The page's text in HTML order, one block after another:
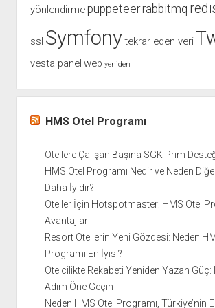
yönlendirmepuppeteer rabbitmq
ssl Symfonytekrar eden veri
vesta panel web yeniden
HMS Otel Programı
Otellere Çalışan Başına SGK Prim
HMS Otel Programı Nedir ve Neden
Daha İyidir?
Oteller İçin Hotspotmaster: HMS Otel
Avantajları
Resort Otellerin Yeni Gözdesi: Neden
Programı En İyisi?
Otelcilikte Rekabeti Yeniden Yazan Güç:
Adım Öne Geçin
Neden HMS Otel Programı, Türkiye’nin